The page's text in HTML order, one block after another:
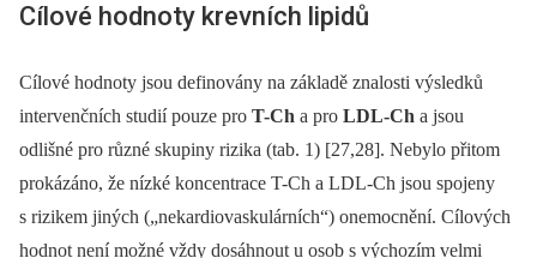
Cílové hodnoty krevních lipidů
Cílové hodnoty jsou definovány na základě znalosti výsledků
intervenčních studií pouze pro T-Ch a pro LDL-Ch a jsou
odlišné pro různé skupiny rizika (tab. 1) [27,28]. Nebylo přitom
prokázáno, že nízké koncentrace T-Ch a LDL-Ch jsou spojeny
s rizikem jiných („nekardiovaskulárních“) onemocnění. Cílových
hodnot není možné vždy dosáhnout u osob s výchozím velmi